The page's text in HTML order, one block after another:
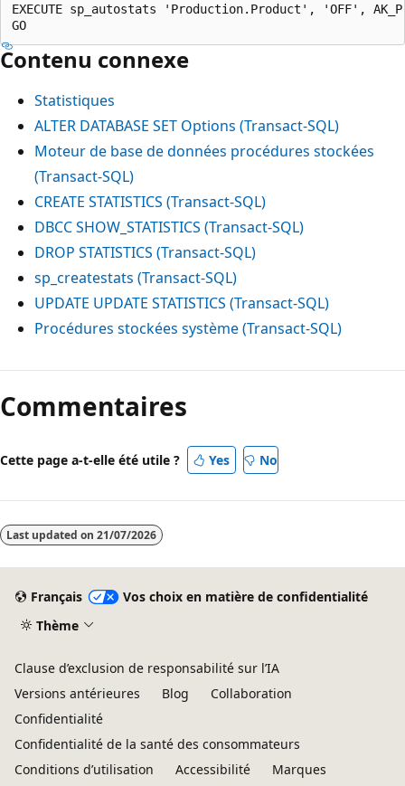
EXECUTE sp_autostats 'Production.Product', 'OFF',
Contenu connexe
Statistiques
ALTER DATABASE SET Options (Transact-SQL)
Moteur de base de données procédures stockées
(Transact-SQL)
CREATE STATISTICS (Transact-SQL)
DBCC SHOW_STATISTICS (Transact-SQL)
DROP STATISTICS (Transact-SQL)
sp_createstats (Transact-SQL)
UPDATE UPDATE STATISTICS (Transact-SQL)
Procédures stockées système (Transact-SQL)
Commentaires
Cette page a-t-elle été utile ? Yes No
Last updated on 21/07/2026
Français
Vos choix en matière de confidentialité
Thème
Clause d’exclusion de responsabilité sur l’IA
Versions antérieures
Blog
Collaboration
Confidentialité
Confidentialité de la santé des consommateurs
Conditions d’utilisation
Accessibilité Marques